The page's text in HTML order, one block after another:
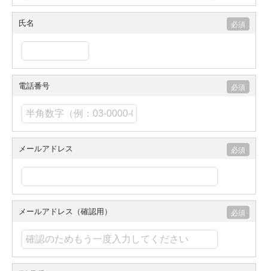
氏名
電話番号
メールアドレス
メールアドレス（確認用）